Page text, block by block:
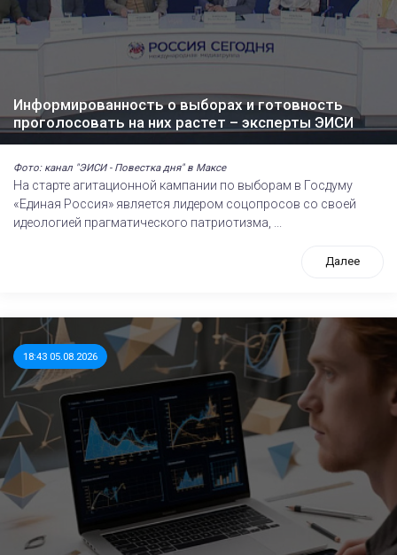
Информированность о выборах и готовность
проголосовать на них растет – эксперты ЭИСИ
Фото: канал "ЭИСИ - Повестка дня" в Максе
На старте агитационной кампании по выборам в Госдуму
«Единая Россия» является лидером соцопросов со своей
идеологией прагматического патриотизма, ...
Далее
18:43 05.08.2026